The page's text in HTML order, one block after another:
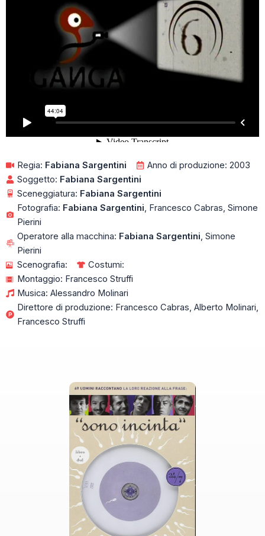
Regia: Fabiana Sargentini
Anno di produzione: 2003
Soggetto: Fabiana Sargentini
Sceneggiatura: Fabiana Sargentini
Fotografia: Fabiana Sargentini, Francesco Cabras, Simone
Pierini
Operatore alla macchina: Fabiana Sargentini, Simone
Pierini
Scenografia:
Costumi:
Montaggio: Francesco Struffi
Musica: Alessandro Molinari
Direttore di produzione: Francesco Cabras, Alberto Molinari,
Francesco Struffi